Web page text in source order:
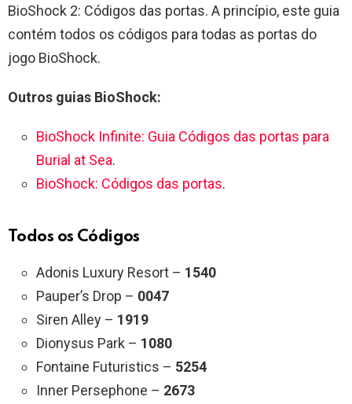
BioShock 2: Códigos das portas. A princípio, este guia
contém todos os códigos para todas as portas do
jogo BioShock.
Outros guias BioShock:
BioShock Infinite: Guia Códigos das portas para
Burial at Sea.
BioShock: Códigos das portas.
Todos os Códigos
Adonis Luxury Resort – 1540
Pauper’s Drop – 0047
Siren Alley – 1919
Dionysus Park – 1080
Fontaine Futuristics – 5254
Inner Persephone – 2673